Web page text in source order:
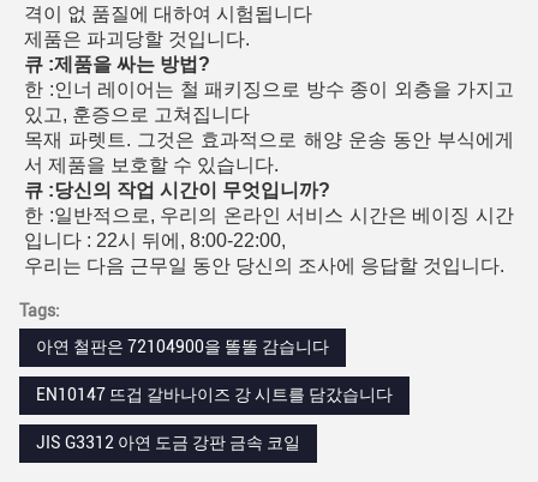
격이 없 품질에 대하여 시험됩니다
제품은 파괴당할 것입니다.
큐 :제품을 싸는 방법?
한 :인너 레이어는 철 패키징으로 방수 종이 외층을 가지고
있고, 훈증으로 고쳐집니다
목재 파렛트. 그것은 효과적으로 해양 운송 동안 부식에게
서 제품을 보호할 수 있습니다.
큐 :당신의 작업 시간이 무엇입니까?
한 :일반적으로, 우리의 온라인 서비스 시간은 베이징 시간
입니다 : 22시 뒤에, 8:00-22:00,
우리는 다음 근무일 동안 당신의 조사에 응답할 것입니다.
Tags:
아연 철판은 72104900을 똘똘 감습니다
EN10147 뜨겁 갈바나이즈 강 시트를 담갔습니다
JIS G3312 아연 도금 강판 금속 코일